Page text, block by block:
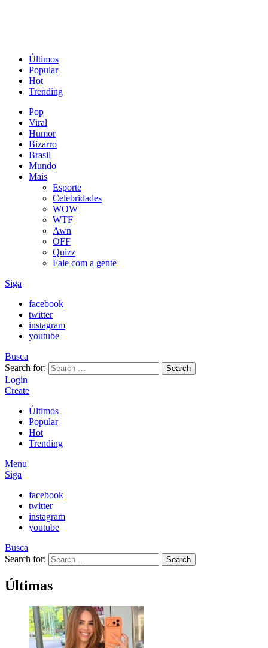
Últimos
Popular
Hot
Trending
Pop
Viral
Humor
Bizarro
Brasil
Mundo
Mais
Esporte
Celebridades
WOW
WTF
Awn
OFF
Quizz
Fale com a gente
Siga
facebook
twitter
instagram
youtube
Busca
Search for:
Search
Login
Create
Últimos
Popular
Hot
Trending
Menu
Siga
facebook
twitter
instagram
youtube
Busca
Search for:
Search
Últimas